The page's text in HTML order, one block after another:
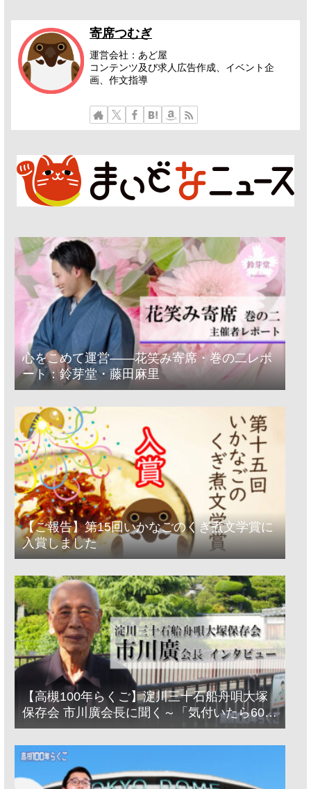
寄席つむぎ
運営会社：あど屋
コンテンツ及び求人広告作成、イベント企
画、作文指導
心をこめて運営――花笑み寄席・巻の二レポ
ート：鈴芽堂・藤田麻里
【ご報告】第15回いかなごのくぎ煮文学賞に
入賞しました
【高槻100年らくご】淀川三十石船舟唄大塚
保存会 市川廣会長に聞く～「気付いたら60年
経っとった」